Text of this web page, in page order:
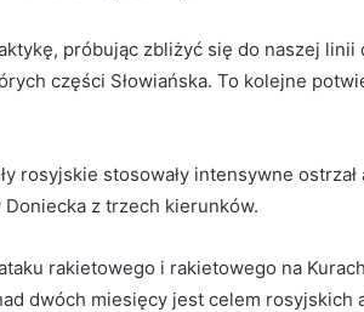
próbując zbliżyć się do naszej
części Słowiańska. To kolejne
rosyjskie stosowały intensywne
z trzech kierunków.
rakietowego i rakietowego na
dwóch miesięcy jest celem rosyjskich